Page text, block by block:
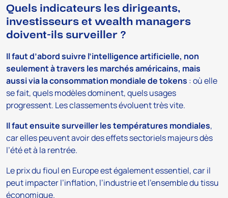
Quels indicateurs les dirigeants,
investisseurs et wealth managers
doivent-ils surveiller ?
Il faut d’abord suivre l’intelligence artificielle, non
seulement à travers les marchés américains, mais
aussi via la consommation mondiale de tokens : où elle
se fait, quels modèles dominent, quels usages
progressent. Les classements évoluent très vite.
Il faut ensuite surveiller les températures mondiales,
car elles peuvent avoir des effets sectoriels majeurs dès
l’été et à la rentrée.
Le prix du fioul en Europe est également essentiel, car il
peut impacter l’inflation, l’industrie et l’ensemble du tissu
économique.